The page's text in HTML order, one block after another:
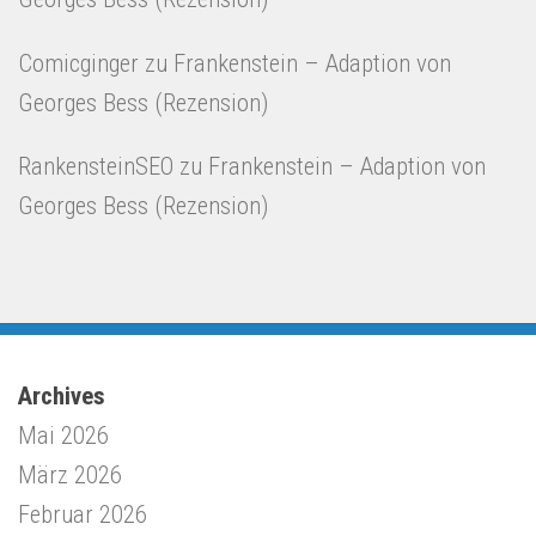
Comicginger zu Frankenstein – Adaption von
Georges Bess (Rezension)
RankensteinSEO zu Frankenstein – Adaption von
Georges Bess (Rezension)
Archives
Mai 2026
März 2026
Februar 2026